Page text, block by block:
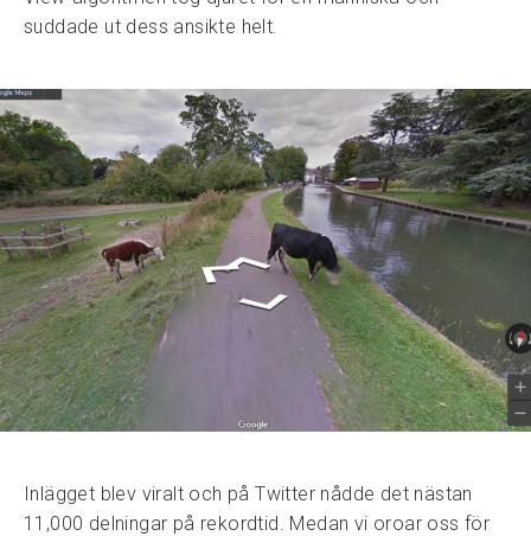
suddade ut dess ansikte helt.
Inlägget blev viralt och på Twitter nådde det nästan
11,000 delningar på rekordtid. Medan vi oroar oss för